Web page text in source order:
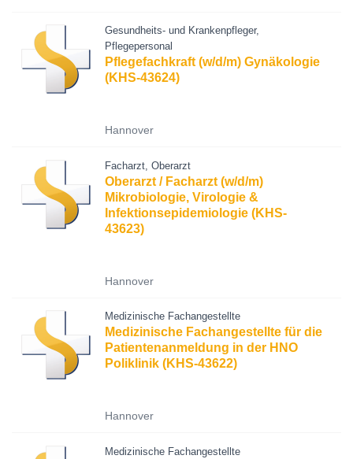
Gesundheits- und Krankenpfleger,
Pflegepersonal
Pflegefachkraft (w/d/m) Gynäkologie
(KHS-43624)
Hannover
Facharzt, Oberarzt
Oberarzt / Facharzt (w/d/m)
Mikrobiologie, Virologie &
Infektionsepidemiologie (KHS-
43623)
Hannover
Medizinische Fachangestellte
Medizinische Fachangestellte für die
Patientenanmeldung in der HNO
Poliklinik (KHS-43622)
Hannover
Medizinische Fachangestellte